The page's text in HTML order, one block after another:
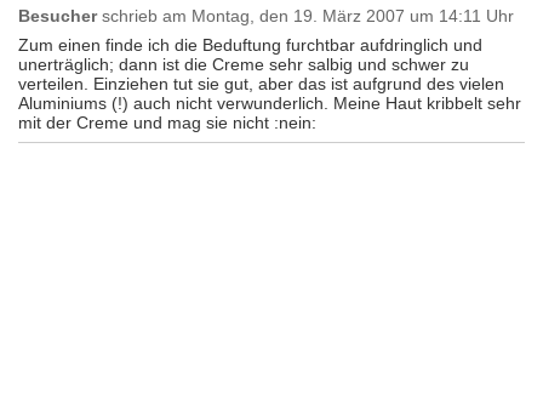
Besucher schrieb am Montag, den 19. März 2007 um 14:11 Uhr
Zum einen finde ich die Beduftung furchtbar aufdringlich und
unerträglich; dann ist die Creme sehr salbig und schwer zu
verteilen. Einziehen tut sie gut, aber das ist aufgrund des vielen
Aluminiums (!) auch nicht verwunderlich. Meine Haut kribbelt sehr
mit der Creme und mag sie nicht :nein: